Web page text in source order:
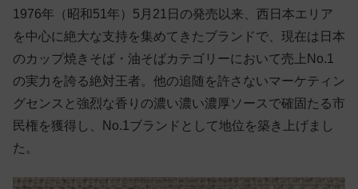
1976年（昭和51年）5月21日の発売以来、西日本エリア
を中心に絶大な支持を集めてきたブランドで、現在は日本
のカップ焼きそば・油そばカテゴリーにおいて売上No.1
の実力を誇る絶対王者。他の追随を許さないマーケティン
グセンスと強烈な香りの濃い濃い濃厚ソースで確固たる市
民権を獲得し、No.1ブランドとして地位を築き上げまし
た。